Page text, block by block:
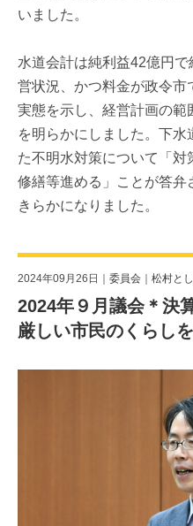
いました。
水道会計は純利益42億円
営状況、かつ料金が政令市
実態を示し、経営計画の範
を明らかにしました。下
た不明水対策について「対
修繕等進める」ことが答弁
きらかになりました。
2024年09月26日｜ 委員会 松村と
2024年９月議会＊決
厳しい市民のくらし